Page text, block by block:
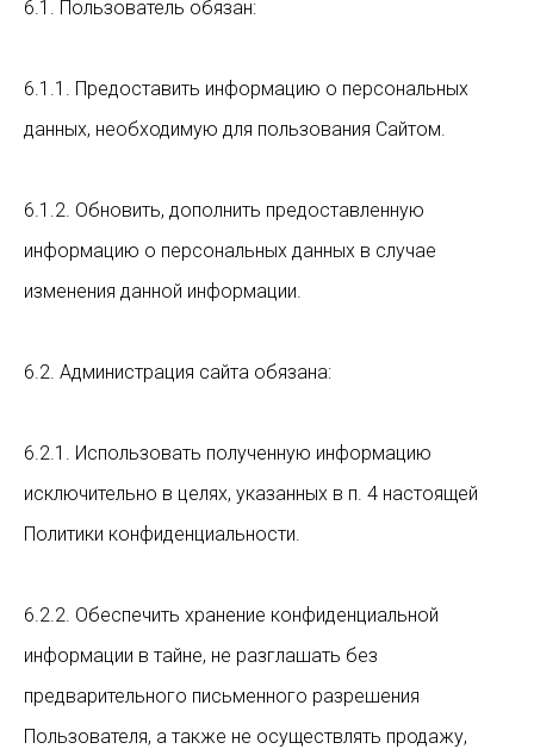
6.1. Пользователь обязан:
6.1.1. Предоставить информацию о персональных
данных, необходимую для пользования Сайтом.
6.1.2. Обновить, дополнить предоставленную
информацию о персональных данных в случае
изменения данной информации.
6.2. Администрация сайта обязана:
6.2.1. Использовать полученную информацию
исключительно в целях, указанных в п. 4 настоящей
Политики конфиденциальности.
6.2.2. Обеспечить хранение конфиденциальной
информации в тайне, не разглашать без
предварительного письменного разрешения
Пользователя, а также не осуществлять продажу,